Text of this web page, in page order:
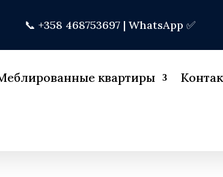
📞 +358 468753697 | WhatsApp ✅
квартиры